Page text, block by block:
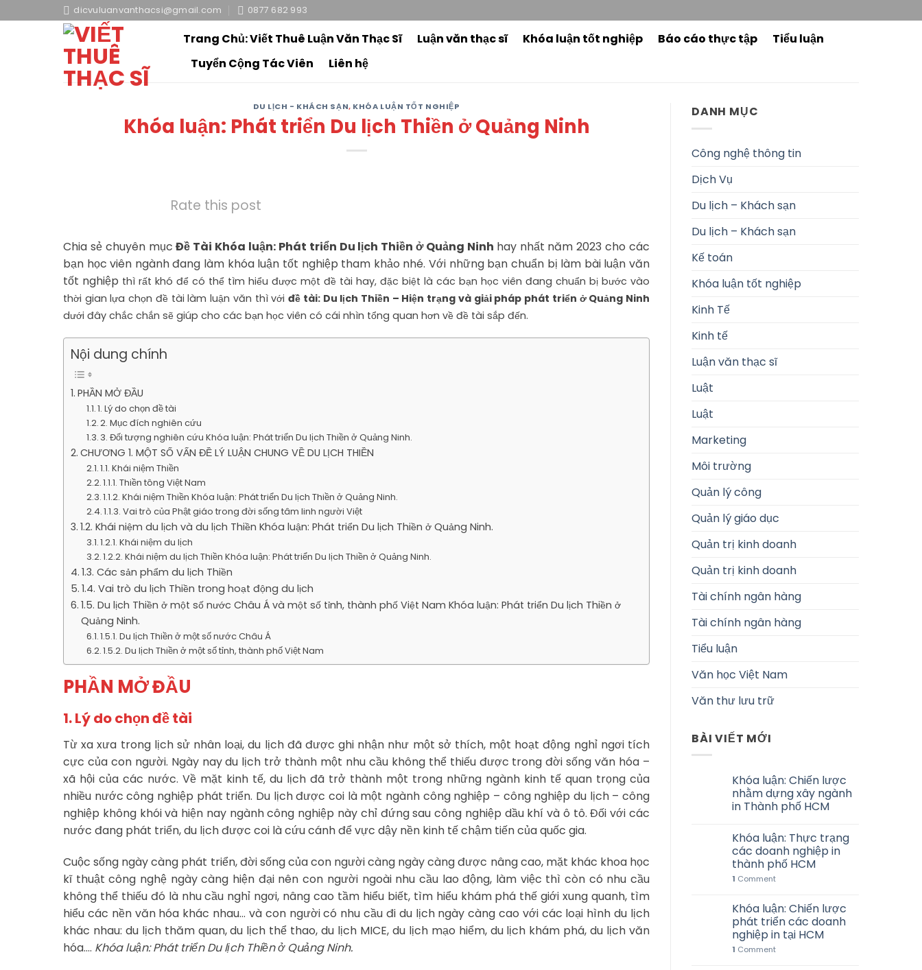
to
dicvuluanvanthacsi@gmail.com 0877 682 993
Trang Chủ: Viết Thuê Luận Văn Thạc Sĩ Luận văn thạc sĩ Khóa luận tốt nghiệp Báo cáo thực tập
Tiểu luận
Tuyển Cộng Tác Viên
Liên hệ
DU LỊCH - KHÁCH SẠN, KHÓA LUẬN TỐT NGHIỆP
Khóa luận: Phát triển Du lịch Thiền ở Quảng Ninh
Rate this post
Chia sẻ chuyên mụcĐề Tài Khóa luận: Phát triển Du lịch Thiền ở Quảng Ninh hay nhất năm 2023 cho các
bạn học viên ngành đang làm khóa luận tốt nghiệp tham khảo nhé. Với những bạn chuẩn bị làm bài luận văn
tốt nghiệp thì rất khó để có thể tìm hiểu được một đề tài hay, đặc biệt là các bạn học viên đang chuẩn bị bước vào
thời gian lựa chọn đề tài làm luận văn thì vớiđề tài: Du lịch Thiền – Hiện trạng và giải pháp phát triển ở Quảng Ninh
dưới đây chắc chắn sẽ giúp cho các bạn học viên có cái nhìn tổng quan hơn về đề tài sắp đến.
Nội dung chính
PHẦN MỞ ĐẦU
1. Lý do chọn đề tài
2. Mục đích nghiên cứu
3. Đối tượng nghiên cứu Khóa luận: Phát triển Du lịch Thiền ở Quảng Ninh.
CHƯƠNG 1. MỘT SỐ VẤN ĐỀ LÝ LUẬN CHUNG VỀ DU LỊCH THIỀN
1.1. Khái niệm Thiền
1.1.1. Thiền tông Việt Nam
1.1.2. Khái niệm Thiền Khóa luận: Phát triển Du lịch Thiền ở Quảng Ninh.
1.1.3. Vai trò của Phật giáo trong đời sống tâm linh người Việt
1.2. Khái niệm du lịch và du lịch Thiền Khóa luận: Phát triển Du lịch Thiền ở Quảng Ninh.
1.2.1. Khái niệm du lịch
1.2.2. Khái niệm du lịch Thiền Khóa luận: Phát triển Du lịch Thiền ở Quảng Ninh.
1.3. Các sản phẩm du lịch Thiền
1.4. Vai trò du lịch Thiền trong hoạt động du lịch
1.5. Du lịch Thiền ở một số nước Châu Á và một số tỉnh, thành phố Việt Nam Khóa luận: Phát triển Du lịch Thiền ở
Quảng Ninh.
1.5.1. Du lịch Thiền ở một số nước Châu Á
1.5.2. Du lịch Thiền ở một số tỉnh, thành phố Việt Nam
PHẦN MỞ ĐẦU
1. Lý do chọn đề tài
Từ xa xưa trong lịch sử nhân loại, du lịch đã được ghi nhận như một sở thích, một hoạt động nghỉ ngơi tích
cực của con người. Ngày nay du lịch trở thành một nhu cầu không thể thiếu được trong đời sống văn hóa –
xã hội của các nước. Về mặt kinh tế, du lịch đã trở thành một trong những ngành kinh tế quan trọng của
nhiều nước công nghiệp phát triển. Du lịch được coi là một ngành công nghiệp – công nghiệp du lịch – công
nghiệp không khói và hiện nay ngành công nghiệp này chỉ đứng sau công nghiệp dầu khí và ô tô. Đối với các
nước đang phát triển, du lịch được coi là cứu cánh để vực dậy nền kinh tế chậm tiến của quốc gia.
Cuộc sống ngày càng phát triển, đời sống của con người càng ngày càng được nâng cao, mặt khác khoa học
kĩ thuật công nghệ ngày càng hiện đại nên con người ngoài nhu cầu lao động, làm việc thì còn có nhu cầu
không thể thiếu đó là nhu cầu nghỉ ngơi, nâng cao tầm hiểu biết, tìm hiểu khám phá thế giới xung quanh, tìm
hiểu các nền văn hóa khác nhau… và con người có nhu cầu đi du lịch ngày càng cao với các loại hình du lịch
khác nhau: du lịch thăm quan, du lịch thể thao, du lịch MICE, du lịch mạo hiểm, du lịch khám phá, du lịch văn
hóa…. Khóa luận: Phát triển Du lịch Thiền ở Quảng Ninh.
DANH MỤC
Công nghệ thông tin
Dịch Vụ
Du lịch – Khách sạn
Du lịch – Khách sạn
Kế toán
Khóa luận tốt nghiệp
Kinh Tế
Kinh tế
Luận văn thạc sĩ
Luật
Luật
Marketing
Môi trường
Quản lý công
Quản lý giáo dục
Quản trị kinh doanh
Quản trị kinh doanh
Tài chính ngân hàng
Tài chính ngân hàng
Tiểu luận
Văn học Việt Nam
Văn thư lưu trữ
BÀI VIẾT MỚI
Khóa luận: Chiến lược
nhằm dựng xây ngành
in Thành phố HCM
Khóa luận: Thực trạng
các doanh nghiệp in
thành phố HCM
1 Comment
Khóa luận: Chiến lược
phát triển các doanh
nghiệp in tại HCM
1 Comment